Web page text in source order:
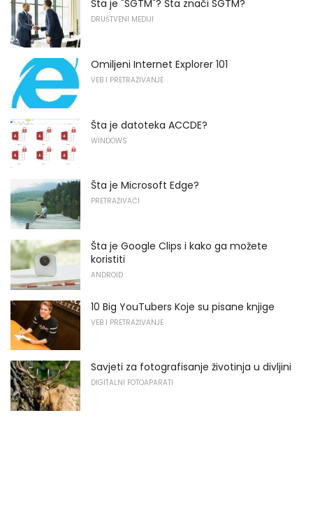
Šta je "SGTM"? Šta znači SGTM?
DRUŠTVENI MEDIJI
Omiljeni Internet Explorer 101
VEB I PRETRAŽIVANJE
Šta je datoteka ACCDE?
WINDOWS
Šta je Microsoft Edge?
PRETRAŽIVAČI
Šta je Google Clips i kako ga možete
koristiti
ANDROID
10 Big YouTubers Koje su pisane knjige
VEB I PRETRAŽIVANJE
Savjeti za fotografisanje životinja u divljini
DIGITALNI FOTOAPARATI